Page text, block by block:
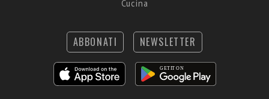
Cucina
ABBONATI NEWSLETTER